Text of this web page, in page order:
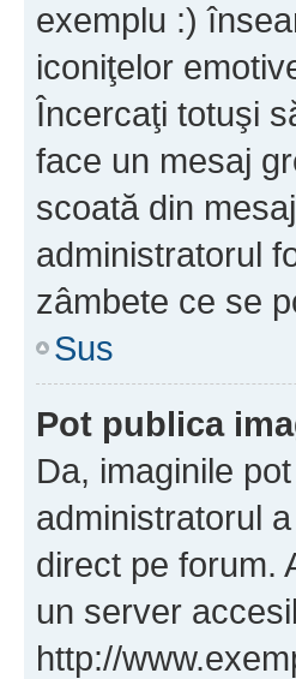
exemplu :)
iconiţelor
Încercaţi totuşi
face un mesaj
scoată din
administratorul
zâmbete ce se
Sus
Pot publica
Da, imaginile
administratorul
direct pe forum.
un server
http://